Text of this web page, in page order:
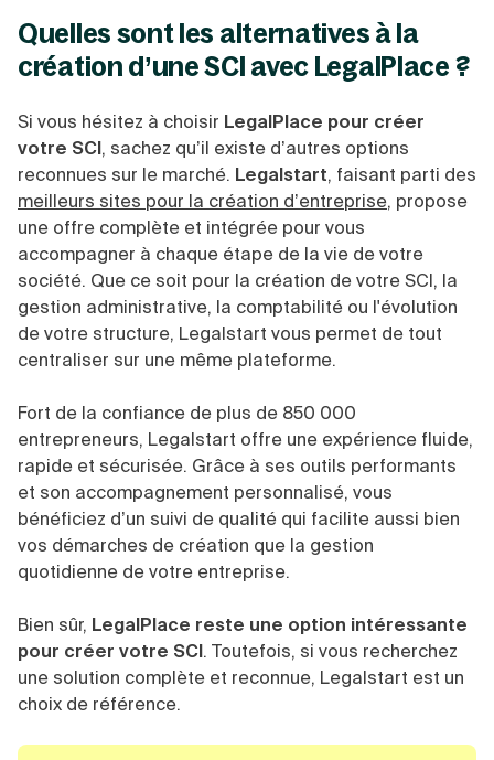
Quelles sont les alternatives à la
création d’une SCI avec LegalPlace ?
Si vous hésitez à choisir LegalPlace pour créer
votre SCI, sachez qu’il existe d’autres options
reconnues sur le marché. Legalstart, faisant parti des
meilleurs sites pour la création d’entreprise, propose
une offre complète et intégrée pour vous
accompagner à chaque étape de la vie de votre
société. Que ce soit pour la création de votre SCI, la
gestion administrative, la comptabilité ou l'évolution
de votre structure, Legalstart vous permet de tout
centraliser sur une même plateforme.
Fort de la confiance de plus de 850 000
entrepreneurs, Legalstart offre une expérience fluide,
rapide et sécurisée. Grâce à ses outils performants
et son accompagnement personnalisé, vous
bénéficiez d’un suivi de qualité qui facilite aussi bien
vos démarches de création que la gestion
quotidienne de votre entreprise.
Bien sûr, LegalPlace reste une option intéressante
pour créer votre SCI. Toutefois, si vous recherchez
une solution complète et reconnue, Legalstart est un
choix de référence.